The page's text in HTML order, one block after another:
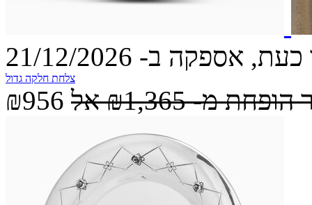
אספקה ב- 21/12/2026
צלחת חלקה גדול
₪956 הופחת מ-₪1,365 אל